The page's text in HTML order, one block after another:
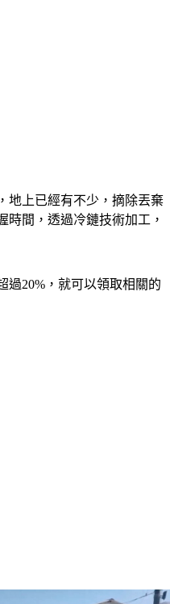
地上已經有不少，摘除丟棄
時間，透過冷鏈技術加工，
20%，就可以領取相關的